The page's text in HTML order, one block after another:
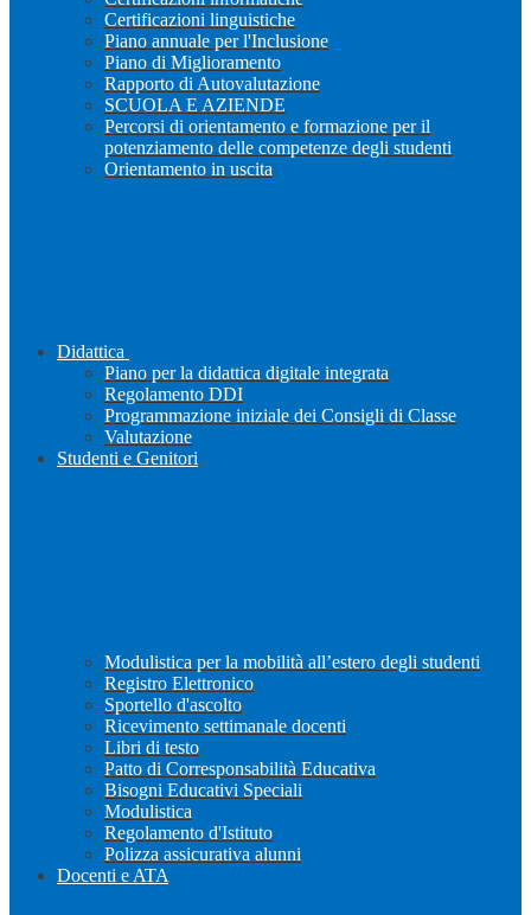
Certificazioni linguistiche
Piano annuale per l'Inclusione
Piano di Miglioramento
Rapporto di Autovalutazione
SCUOLA E AZIENDE
Percorsi di orientamento e formazione per il
potenziamento delle competenze degli studenti
Orientamento in uscita
Didattica
Piano per la didattica digitale integrata
Regolamento DDI
Programmazione iniziale dei Consigli di Classe
Valutazione
Studenti e Genitori
Modulistica per la mobilità all’estero degli studenti
Registro Elettronico
Sportello d'ascolto
Ricevimento settimanale docenti
Libri di testo
Patto di Corresponsabilità Educativa
Bisogni Educativi Speciali
Modulistica
Regolamento d'Istituto
Polizza assicurativa alunni
Docenti e ATA